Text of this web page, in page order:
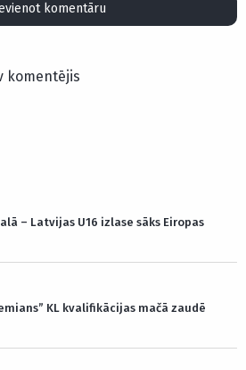
komentāru
komentējis
– Latvijas U16 izlase sāks Eiropas
KL kvalifikācijas mačā zaudē